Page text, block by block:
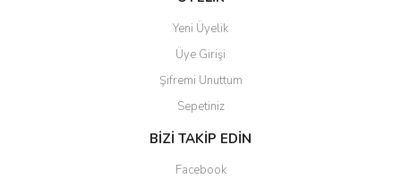
Yeni Üyelik
Üye Girişi
Şifremi Unuttum
Sepetiniz
BİZİ TAKİP EDİN
Facebook